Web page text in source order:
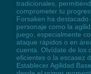
tradicionales,
comprometer tu
Forsaken ha
personaje como la
juego, especialmente
ataque rápidos o en
cuenta. Olvídate de los
eficientes o la escasez
Establecer Agilidad